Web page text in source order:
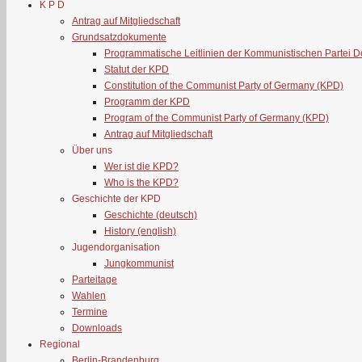
K P D
Antrag auf Mitgliedschaft
Grundsatzdokumente
Programmatische Leitlinien der Kommunistischen Partei
Statut der KPD
Constitution of the Communist Party of Germany (KPD)
Programm der KPD
Program of the Communist Party of Germany (KPD)
Antrag auf Mitgliedschaft
Über uns
Wer ist die KPD?
Who is the KPD?
Geschichte der KPD
Geschichte (deutsch)
History (english)
Jugendorganisation
Jungkommunist
Parteitage
Wahlen
Termine
Downloads
Regional